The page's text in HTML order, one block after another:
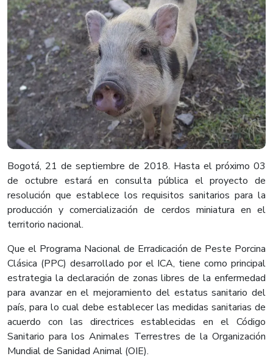
​​Bogotá, 21 de septiembre de 2018. Hasta el próximo 03
de octubre estará en consulta pública el proyecto de
resolución que establece los requisitos sanitarios para la
producción y comercialización de cerdos miniatura en el
territorio nacional.
Que el Programa Nacional de Erradicación de Peste Porcina
Clásica (PPC) desarrollado por el ICA, tiene como principal
estrategia la declaración de zonas libres de la enfermedad
para avanzar en el mejoramiento del estatus sanitario del
país, para lo cual debe establecer las medidas sanitarias de
acuerdo con las directrices establecidas en el Código
Sanitario para los Animales Terrestres de la Organización
Mundial de Sanidad Animal (OIE).